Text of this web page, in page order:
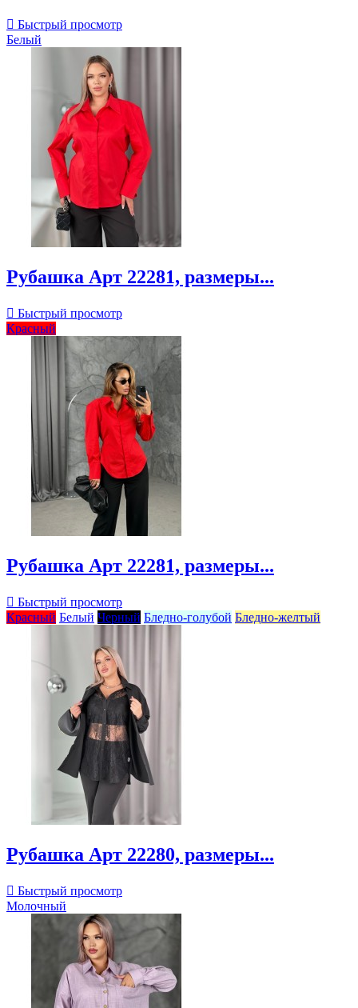
 Быстрый просмотр
Белый
Рубашка Арт 22281, размеры...
 Быстрый просмотр
Красный
Рубашка Арт 22281, размеры...
 Быстрый просмотр
Красный Белый Черный Бледно-голубой Бледно-желтый
Рубашка Арт 22280, размеры...
 Быстрый просмотр
Молочный